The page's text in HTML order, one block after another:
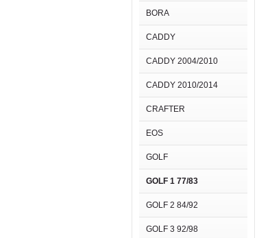
BORA
CADDY
CADDY 2004/2010
CADDY 2010/2014
CRAFTER
EOS
GOLF
GOLF 1 77/83
GOLF 2 84/92
GOLF 3 92/98